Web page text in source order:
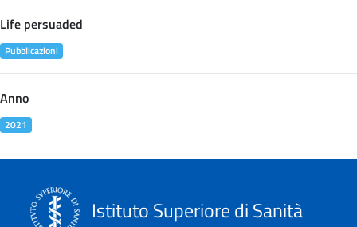
Life persuaded
Pubblicazioni
Anno
2021
Istituto Superiore di Sanità